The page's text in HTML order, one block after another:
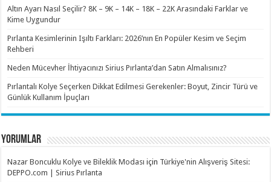
Altın Ayarı Nasıl Seçilir? 8K – 9K – 14K – 18K – 22K Arasındaki Farklar ve
Kime Uygundur
Pırlanta Kesimlerinin Işıltı Farkları: 2026’nın En Popüler Kesim ve Seçim
Rehberi
Neden Mücevher İhtiyacınızı Sirius Pırlanta’dan Satın Almalısınız?
Pırlantalı Kolye Seçerken Dikkat Edilmesi Gerekenler: Boyut, Zincir Türü ve
Günlük Kullanım İpuçları
YORUMLAR
Nazar Boncuklu Kolye ve Bileklik Modası için Türkiye'nin Alışveriş Sitesi:
DEPPO.com | Sirius Pırlanta